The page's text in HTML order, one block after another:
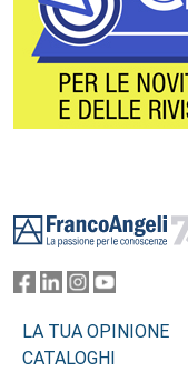
LA TUA OPINIONE
CATALOGHI